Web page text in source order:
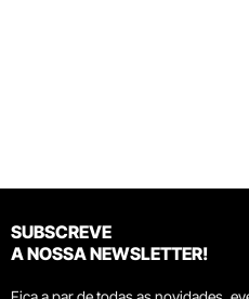
SUBSCREVE
A NOSSA NEWSLETTER!